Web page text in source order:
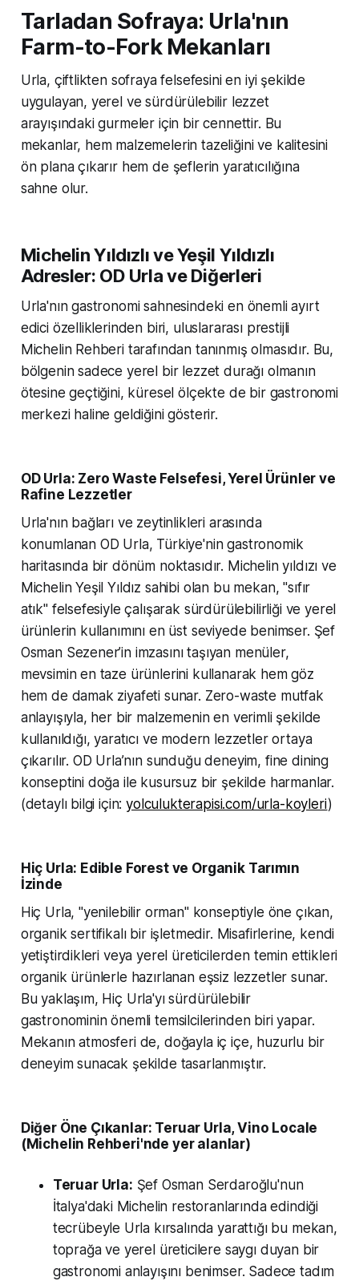
Tarladan Sofraya: Urla'nın
Farm-to-Fork Mekanları
Urla, çiftlikten sofraya felsefesini en iyi şekilde
uygulayan, yerel ve sürdürülebilir lezzet
arayışındaki gurmeler için bir cennettir. Bu
mekanlar, hem malzemelerin tazeliğini ve kalitesini
ön plana çıkarır hem de şeflerin yaratıcılığına
sahne olur.
Michelin Yıldızlı ve Yeşil Yıldızlı
Adresler: OD Urla ve Diğerleri
Urla'nın gastronomi sahnesindeki en önemli ayırt
edici özelliklerinden biri, uluslararası prestijli
Michelin Rehberi tarafından tanınmış olmasıdır. Bu,
bölgenin sadece yerel bir lezzet durağı olmanın
ötesine geçtiğini, küresel ölçekte de bir gastronomi
merkezi haline geldiğini gösterir.
OD Urla: Zero Waste Felsefesi, Yerel Ürünler ve
Rafine Lezzetler
Urla'nın bağları ve zeytinlikleri arasında
konumlanan OD Urla, Türkiye'nin gastronomik
haritasında bir dönüm noktasıdır. Michelin yıldızı ve
Michelin Yeşil Yıldız sahibi olan bu mekan, "sıfır
atık" felsefesiyle çalışarak sürdürülebilirliği ve yerel
ürünlerin kullanımını en üst seviyede benimser. Şef
Osman Sezener’in imzasını taşıyan menüler,
mevsimin en taze ürünlerini kullanarak hem göz
hem de damak ziyafeti sunar. Zero-waste mutfak
anlayışıyla, her bir malzemenin en verimli şekilde
kullanıldığı, yaratıcı ve modern lezzetler ortaya
çıkarılır. OD Urla’nın sunduğu deneyim, fine dining
konseptini doğa ile kusursuz bir şekilde harmanlar.
(detaylı bilgi için:yolculukterapisi.com/urla-koyleri)
Hiç Urla: Edible Forest ve Organik Tarımın
İzinde
Hiç Urla, "yenilebilir orman" konseptiyle öne çıkan,
organik sertifikalı bir işletmedir. Misafirlerine, kendi
yetiştirdikleri veya yerel üreticilerden temin ettikleri
organik ürünlerle hazırlanan eşsiz lezzetler sunar.
Bu yaklaşım, Hiç Urla'yı sürdürülebilir
gastronominin önemli temsilcilerinden biri yapar.
Mekanın atmosferi de, doğayla iç içe, huzurlu bir
deneyim sunacak şekilde tasarlanmıştır.
Diğer Öne Çıkanlar: Teruar Urla, Vino Locale
(Michelin Rehberi'nde yer alanlar)
Teruar Urla: Şef Osman Serdaroğlu'nun
İtalya'daki Michelin restoranlarında edindiği
tecrübeyle Urla kırsalında yarattığı bu mekan,
toprağa ve yerel üreticilere saygı duyan bir
gastronomi anlayışını benimser. Sadece tadım